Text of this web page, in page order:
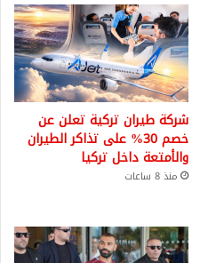
شركة طيران تركية تعلن عن
خصم 30% على تذاكر الطيران
والأمتعة داخل تركيا
منذ 8 ساعات